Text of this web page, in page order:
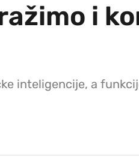
i
inteligencije, a